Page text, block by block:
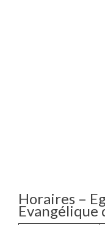
Horaires –
Evangélique